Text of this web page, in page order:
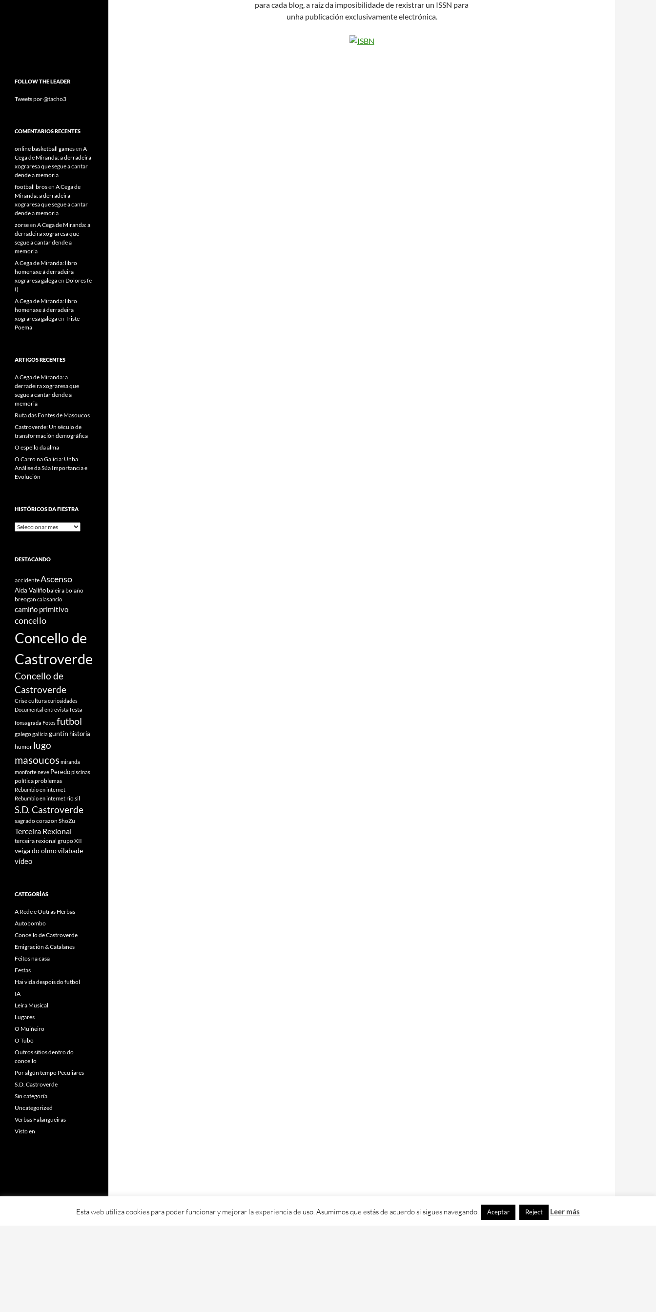
para cada blog, a raíz da imposibilidade de rexistrar un ISSN para
unha publicación exclusivamente electrónica.
FOLLOW THE LEADER
Tweets por @tacho3
COMENTARIOS RECENTES
online basketball gamesen A
Cega de Miranda: a derradeira
xograresa que segue a cantar
dende a memoria
football brosen A Cega de
Miranda: a derradeira
xograresa que segue a cantar
dende a memoria
zorseen A Cega de Miranda: a
derradeira xograresa que
segue a cantar dende a
memoria
A Cega de Miranda: libro
homenaxe á derradeira
xograresa galegaen Dolores (e
I)
A Cega de Miranda: libro
homenaxe á derradeira
xograresa galegaen Triste
Poema
ARTIGOS RECENTES
A Cega de Miranda: a
derradeira xograresa que
segue a cantar dende a
memoria
Ruta das Fontes de Masoucos
Castroverde: Un século de
transformación demográfica
O espello da alma
O Carro na Galicia: Unha
Análise da Súa Importancia e
Evolución
HISTÓRICOS DA FIESTRA
Históricos
DESTACANDO
accidenteAscenso
Aída Valiñobaleirabolaño
breogan calasancio
camiño primitivo
concello
Concello de
Castroverde
Concello de
Castroverde
Criseculturacuriosidades
Documental entrevista festa
fonsagrada Fotosfutbol
galegogalicia guntín historia
humor lugo
masoucosmiranda
monforteneve Peredopiscinas
políticaproblemas
Rebumbio en internet
Rebumbio en internetrio sil
S.D. Castroverde
sagrado corazon ShoZu
Terceira Rexional
terceira rexional grupo XII
veiga do olmovilabade
vídeo
CATEGORÍAS
A Rede e Outras Herbas
Autobombo
Concello de Castroverde
Emigración & Catalanes
Feitos na casa
Festas
Hai vida despois do futbol
IA
Leira Musical
Lugares
O Muiñeiro
O Tubo
Outros sitios dentro do
concello
Por algún tempo Peculiares
S.D. Castroverde
Sin categoría
Uncategorized
Verbas Falangueiras
Visto en
Esta web utiliza cookies para poder funcionar y mejorar la experiencia de uso. Asumimos que estás de acuerdo si sigues navegando. Aceptar Reject Leer más